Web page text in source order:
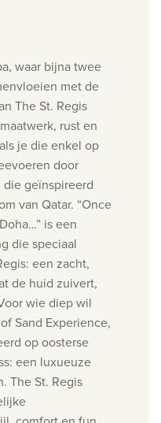
waar bijna twee
met de
The St. Regis
rust en
je die enkel op
door
geïnspireerd
van Qatar. “Once
is een
die speciaal
een zacht,
de huid zuivert,
wie diep wil
Sand Experience,
op oosterse
een luxueuze
The St. Regis